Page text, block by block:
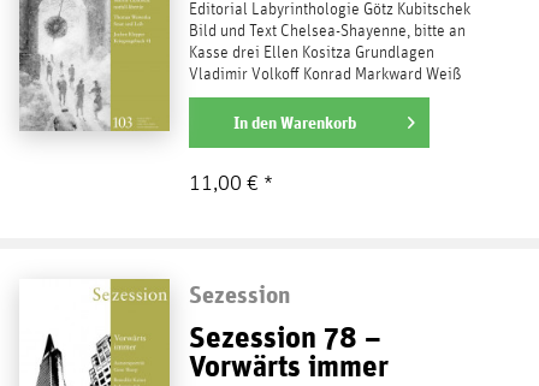
Editorial Labyrinthologie Götz Kubitschek
Bild und Text Chelsea-Shayenne, bitte an
Kasse drei Ellen Kositza Grundlagen
Vladimir Volkoff Konrad Markward Weiß
Inneres Proletariat...
weiterlesen
In denWarenkorb
11,00 € *
Sezession
Sezession 78 –
Vorwärts immer